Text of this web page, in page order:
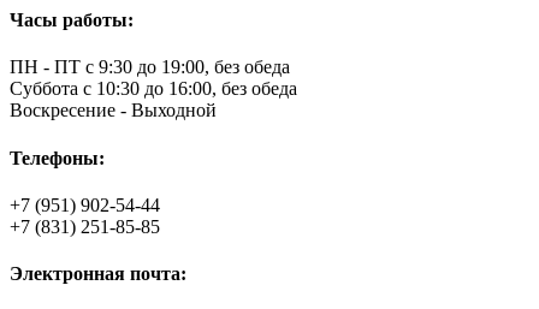
Часы работы:
ПН - ПТ с 9:30 до 19:00, без обеда
Суббота с 10:30 до 16:00, без обеда
Воскресение - Выходной
Телефоны:
+7 (951) 902-54-44
+7 (831) 251-85-85
Электронная почта: